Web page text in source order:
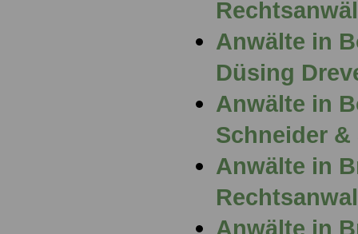
Anwälte in
Düsing
Anwälte in
Schneider
Anwälte in
Anwälte in